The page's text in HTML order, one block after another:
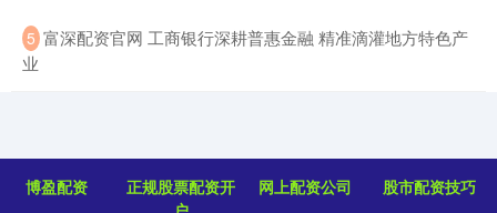
5 ​富深配资官网 工商银行深耕普惠金融 精准滴灌地方特色产
业
博盈配资
正规股票配资开
网上配资公司 股市配资技巧